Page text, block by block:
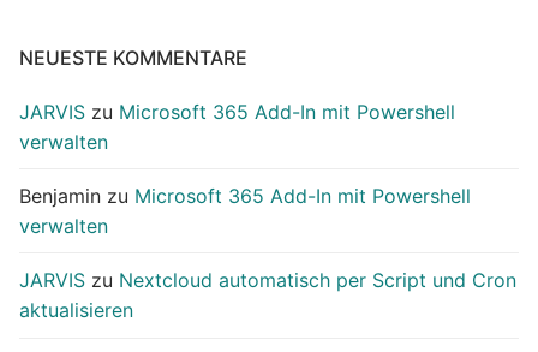
NEUESTE KOMMENTARE
JARVIS zu Microsoft 365 Add-In mit Powershell
verwalten
Benjamin zu Microsoft 365 Add-In mit Powershell
verwalten
JARVIS zu Nextcloud automatisch per Script und Cron
aktualisieren